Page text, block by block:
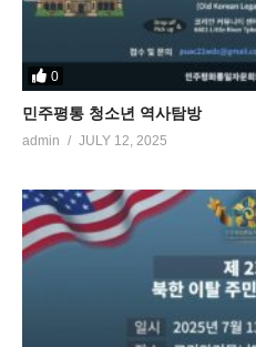
0
민주평통 청소년 역사탐방
admin JULY 12, 2025